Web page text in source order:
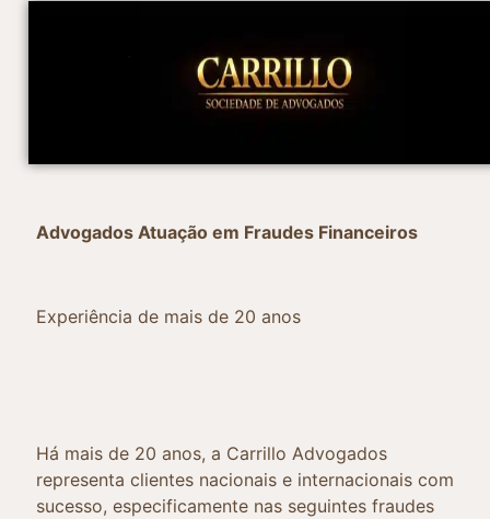
Advogados Atuação em Fraudes Financeiros
Experiência de mais de 20 anos
Há mais de 20 anos, a Carrillo Advogados
representa clientes nacionais e internacionais com
sucesso, especificamente nas seguintes fraudes